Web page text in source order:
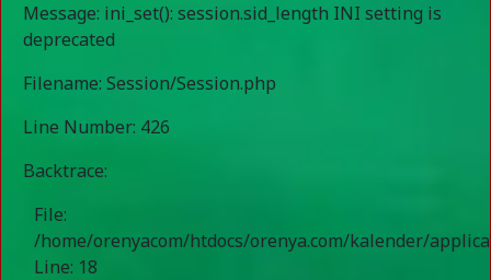
Message: ini_set(): session.sid_length INI setting is
deprecated
Filename: Session/Session.php
Line Number: 426
Backtrace:
File:
/home/orenyacom/htdocs/orenya.com/kalender/
Line: 18